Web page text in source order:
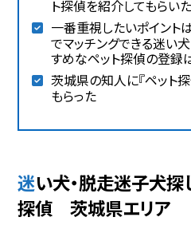
ト探偵を紹介してもらい
一番重視したいポイント
でマッチングできる迷い
すめなペット探偵の登録
茨城県の知人に『ペット
もらった
迷い犬・脱走迷子犬探し おすすめなペット
探偵 茨城県エリア